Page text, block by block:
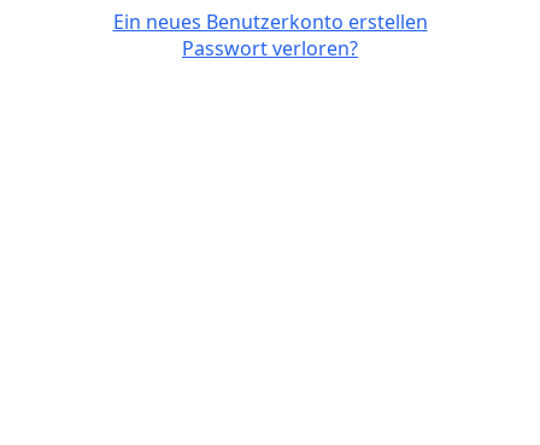
Ein neues Benutzerkonto erstellen
Passwort verloren?